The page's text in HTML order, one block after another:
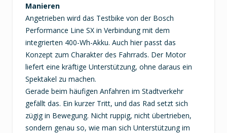
Manieren
Angetrieben wird das Testbike von der Bosch
Performance Line SX in Verbindung mit dem
integrierten 400-Wh-Akku. Auch hier passt das
Konzept zum Charakter des Fahrrads. Der Motor
liefert eine kräftige Unterstützung, ohne daraus ein
Spektakel zu machen.
Gerade beim häufigen Anfahren im Stadtverkehr
gefällt das. Ein kurzer Tritt, und das Rad setzt sich
zügig in Bewegung. Nicht ruppig, nicht übertrieben,
sondern genau so, wie man sich Unterstützung im